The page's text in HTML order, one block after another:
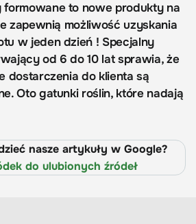
formowane to nowe produkty na
zapewnią możliwość uzyskania
w jeden dzień ! Specjalny
od 6 do 10 lat sprawia, że
dostarczenia do klienta są
Oto gatunki roślin, które nadają
nasze artykuły w Google?
do ulubionych źródeł